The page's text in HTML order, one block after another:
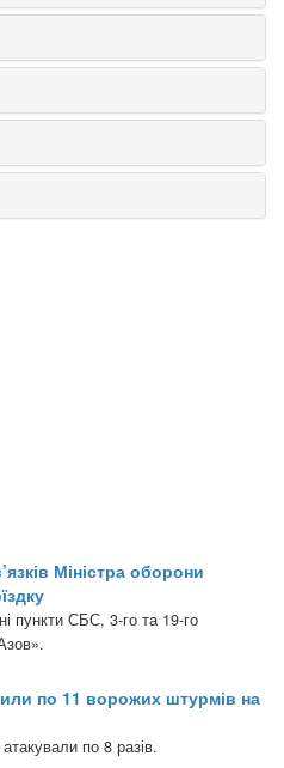
Міністра оборони
пункти СБС, 3-го та 19-го
по 11 ворожих штурмів на
по 8 разів.